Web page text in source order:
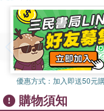
a minimum discussion
an empirical example
a discussion of the
Content highlights
structural equation,
for researchers,
repeated measures
優惠方式： 加入即送50元
購物須知